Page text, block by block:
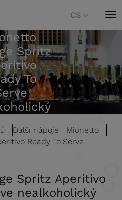
CS
Spritz
To
Další nápoje
Mionetto
Ready To Serve
Spritz Aperitivo
nealkoholický